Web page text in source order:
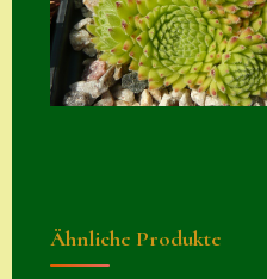
Ähnliche Produkte